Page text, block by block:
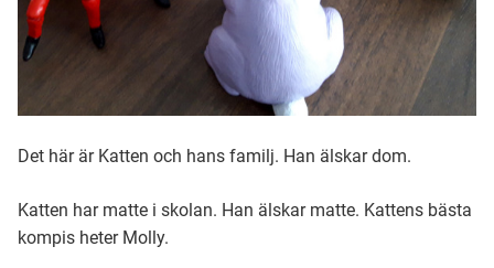
Kelderash (Romska)
Lovari (Romska)
Det här är Katten och hans familj. Han älskar dom.
Katten har matte i skolan. Han älskar matte. Kattens bästa
kompis heter Molly.